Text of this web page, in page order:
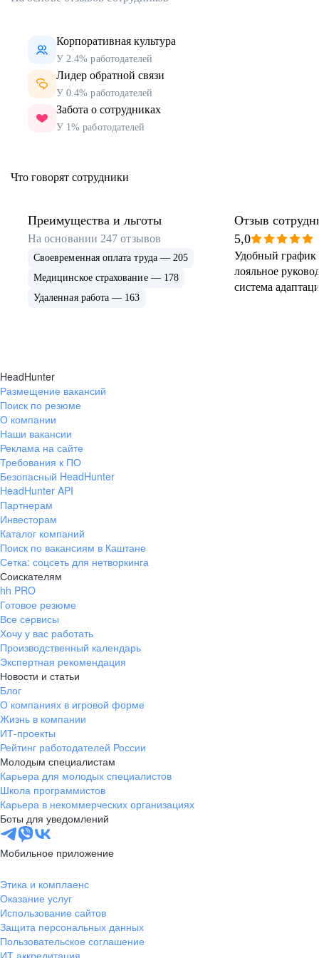
Корпоративная культура
У 2.4% работодателей
Лидер обратной связи
У 0.4% работодателей
Забота о сотрудниках
У 1% работодателей
Что говорят сотрудники
Преимущества и льготы
На основании 247 отзывов
Своевременная оплата труда — 205
Медицинское страхование — 178
Удаленная работа — 163
Отзыв
5,0
Удобный график
лояльное
система
HeadHunter
Размещение вакансий
Поиск по резюме
О компании
Наши вакансии
Реклама на сайте
Требования к ПО
Безопасный HeadHunter
HeadHunter API
Партнерам
Инвесторам
Каталог компаний
Поиск по вакансиям в Каштане
Сетка: соцсеть для нетворкинга
Соискателям
hh PRO
Готовое резюме
Все сервисы
Хочу у вас работать
Производственный календарь
Экспертная рекомендация
Новости и статьи
Блог
О компаниях в игровой форме
Жизнь в компании
ИТ-проекты
Рейтинг работодателей России
Молодым специалистам
Карьера для молодых специалистов
Школа программистов
Карьера в некоммерческих организациях
Боты для уведомлений
Мобильное приложение
Этика и комплаенс
Оказание услуг
Использование сайтов
Защита персональных данных
Пользовательское соглашение